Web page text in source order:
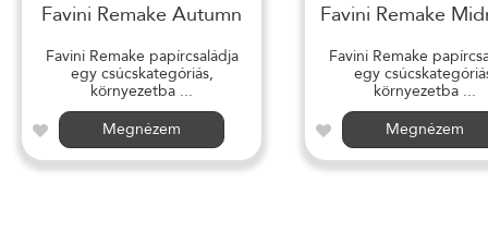
Favini Remake Autumn
Favini Remake papírcsaládja
egy csúcskategóriás,
környezetba ...
Megnézem
Favini Remake
Favini Remake
egy
környezetba ...
Megnézem